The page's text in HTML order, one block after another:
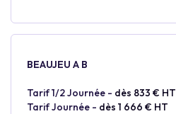
BEAUJEU A B
Tarif 1/2 Journée - dès 833 € HT
Tarif Journée - dès 1 666 € HT